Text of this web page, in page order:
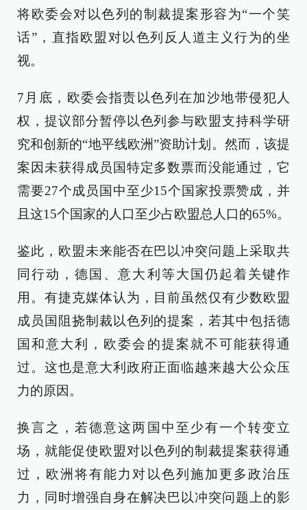
将欧委会对以色列的制裁提案形容为“一个笑
话”，直指欧盟对以色列反人道主义行为的坐
视。
7月底，欧委会指责以色列在加沙地带侵犯人
权，提议部分暂停以色列参与欧盟支持科学研
究和创新的“地平线欧洲”资助计划。然而，该提
案因未获得成员国特定多数票而没能通过，它
需要27个成员国中至少15个国家投票赞成，并
且这15个国家的人口至少占欧盟总人口的65%。
鉴此，欧盟未来能否在巴以冲突问题上采取共
同行动，德国、意大利等大国仍起着关键作
用。有捷克媒体认为，目前虽然仅有少数欧盟
成员国阻挠制裁以色列的提案，若其中包括德
国和意大利，欧委会的提案就不可能获得通
过。这也是意大利政府正面临越来越大公众压
力的原因。
换言之，若德意这两国中至少有一个转变立
场，就能促使欧盟对以色列的制裁提案获得通
过，欧洲将有能力对以色列施加更多政治压
力，同时增强自身在解决巴以冲突问题上的影